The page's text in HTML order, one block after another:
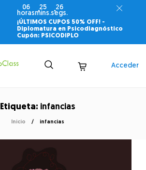
06
horas
25
mins.
26
segs.
¡ÚLTIMOS CUPOS 50% OFF! -
Diplomatura en Psicodiagnóstico
Cupón: PSICODIPLO
Acceder
Etiqueta: infancias
Inicio infancias